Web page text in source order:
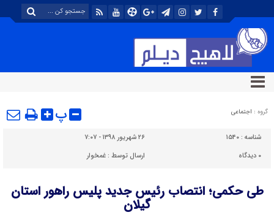
گروه : اجتماعی پ
شناسه : ۱۵۴۰
۲۶ شهریور ۱۳۹۸ - ۷:۰۷
۰ دیدگاه ارسال توسط :غمخوار
طی حکمی؛ انتصاب رئیس جدید پلیس راهور استان
گیلان